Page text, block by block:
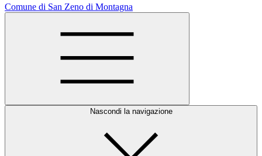
Comune di San Zeno di Montagna
Nascondi la navigazione